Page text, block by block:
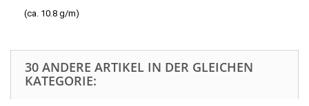
(ca. 10.8 g/m)
30 ANDERE ARTIKEL IN DER GLEICHEN
KATEGORIE: